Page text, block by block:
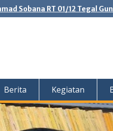
Sobana RT 01/12 Tegal
Berita Kegiatan